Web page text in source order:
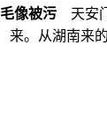
毛像被污天安门
来。从湖南来